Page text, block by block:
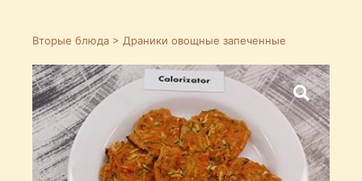
Вторые блюда > Драники овощные запеченные